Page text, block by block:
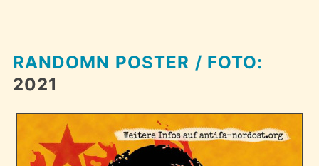
RANDOMN POSTER / FOTO:
2021